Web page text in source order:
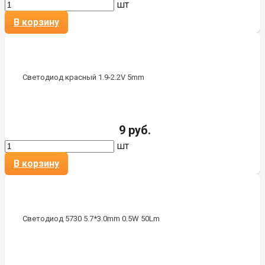
шт
В корзину
Светодиод красный 1.9-2.2V 5mm
9 руб.
шт
В корзину
Светодиод 5730 5.7*3.0mm 0.5W 50Lm